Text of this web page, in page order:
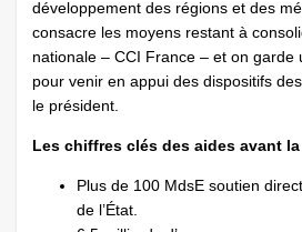
développement des régions et des
consacre les moyens restant à
nationale – CCI France – et on garde
pour venir en appui des dispositifs
le président.
Les chiffres clés des aides avant
Plus de 100 MdsE soutien
de l’État.